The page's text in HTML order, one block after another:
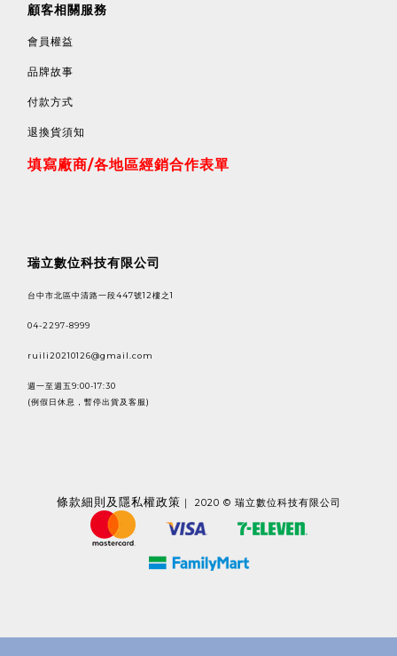
顧客相關服務
會員權益
品牌故事
付款方式
退換貨須知
填寫廠商/各地區經銷合作表單
瑞立數位科技有限公司
台中市北區中清路一段447號12樓之1
04-2297-8999
ruili20210126@gmail.com
週一至週五9:00-17:30
(例假日休息，暫停出貨及客服)
條款細則及隱私權政策 ｜ 2020 © 瑞立數位科技有限公司